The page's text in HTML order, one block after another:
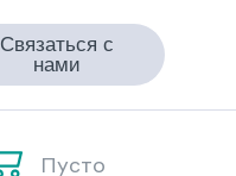
Связаться с
нами
Пусто